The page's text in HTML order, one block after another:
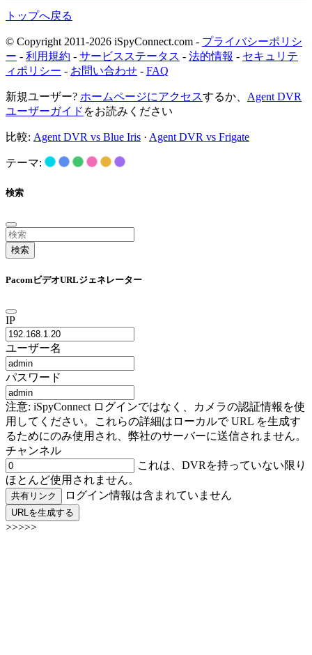
トップへ戻る
© Copyright 2011-2026 iSpyConnect.com - プライバシーポリシ
ー - 利用規約 - サービスステータス - 法的情報 - セキュリテ
ィポリシー - お問い合わせ - FAQ
新規ユーザー? ホームページにアクセスするか、 Agent DVR
ユーザーガイド をお読みください
比較: Agent DVR vs Blue Iris · Agent DVR vs Frigate
テーマ:
検索
検索
PacomビデオURLジェネレーター
IP
ユーザー名
パスワード
注意: iSpyConnect ログインではなく、カメラの認証情報を使
用してください。これらの詳細はローカルで URL を生成す
るためにのみ使用され、弊社のサーバーに送信されません。
チャンネル
これは、DVRを持っていない限り
ほとんど使用されません。
共有リンク ログイン情報は含まれていません
URLを生成する
>>>>>